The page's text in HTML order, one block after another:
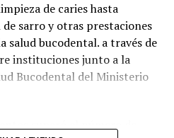
de caries hasta
sarro y otras prestaciones
salud bucodental. a través de
instituciones junto a la
Bucodental del Ministerio